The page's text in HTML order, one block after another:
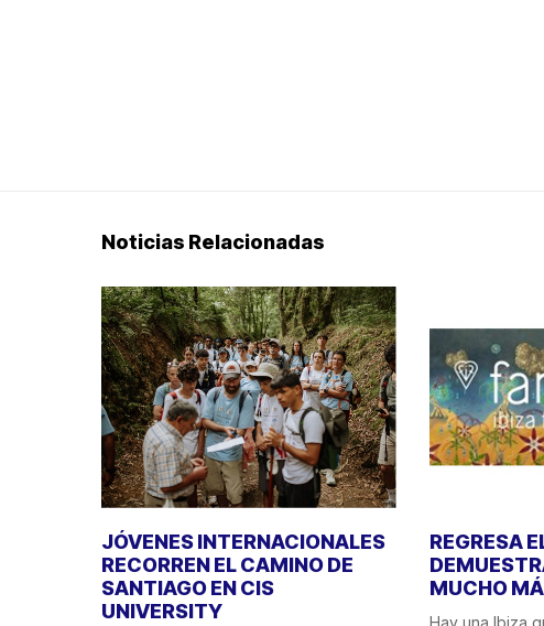
Noticias Relacionadas
JÓVENES INTERNACIONALES
RECORREN EL CAMINO DE
SANTIAGO EN CIS
UNIVERSITY
REGRESA
MUCHO
Hay una Ibiza